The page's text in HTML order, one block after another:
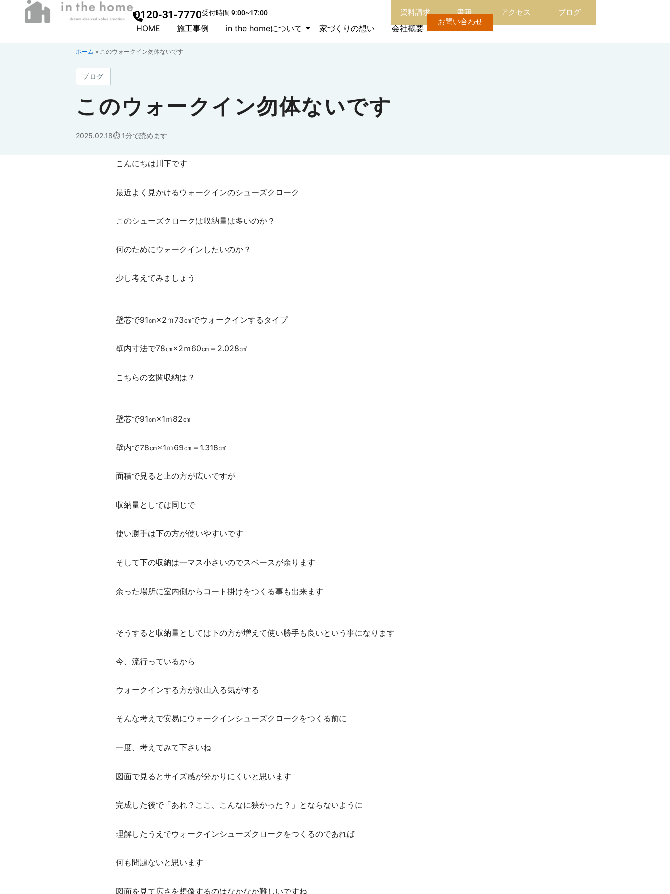
0120-31-7770受付時間 9:00~17:00 資料請求 書籍 アクセス ブログ
HOME 施工事例 in the homeについて 家づくりの想い 会社概要
お問い合わせ
ホーム » このウォークイン勿体ないです
ブログ
このウォークイン勿体ないです
2025.02.18 1分で読めます
こんにちは川下です
最近よく見かけるウォークインのシューズクローク
このシューズクロークは収納量は多いのか？
何のためにウォークインしたいのか？
少し考えてみましょう
壁芯で91㎝×2ｍ73㎝でウォークインするタイプ
壁内寸法で78㎝×2ｍ60㎝＝2.028㎠
こちらの玄関収納は？
壁芯で91㎝×1ｍ82㎝
壁内で78㎝×1ｍ69㎝＝1.318㎠
面積で見ると上の方が広いですが
収納量としては同じで
使い勝手は下の方が使いやすいです
そして下の収納は一マス小さいのでスペースが余ります
余った場所に室内側からコート掛けをつくる事も出来ます
そうすると収納量としては下の方が増えて使い勝手も良いという事になります
今、流行っているから
ウォークインする方が沢山入る気がする
そんな考えで安易にウォークインシューズクロークをつくる前に
一度、考えてみて下さいね
図面で見るとサイズ感が分かりにくいと思います
完成した後で「あれ？ここ、こんなに狭かった？」とならないように
理解したうえでウォークインシューズクロークをつくるのであれば
何も問題ないと思います
図面を見て広さを想像するのはなかなか難しいですね